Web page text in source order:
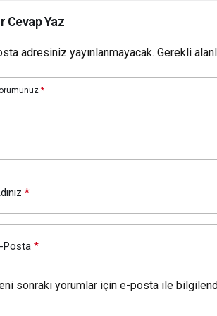
Cevap Yaz
adresiniz yayınlanmayacak. Gerekli
*
*
Posta *
sonraki yorumlar için e-posta ile